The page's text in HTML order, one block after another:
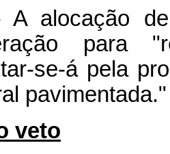
A alocação
para
se-á pela
pavimentada."
veto